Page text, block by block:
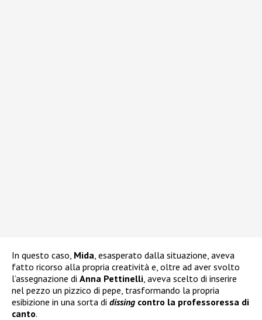
In questo caso, Mida , esasperato dalla situazione, aveva
fatto ricorso alla propria creatività e, oltre ad aver svolto
l’assegnazione di Anna Pettinelli , aveva scelto di inserire
nel pezzo un pizzico di pepe, trasformando la propria
esibizione in una sorta di dissing contro la professoressa di
canto.